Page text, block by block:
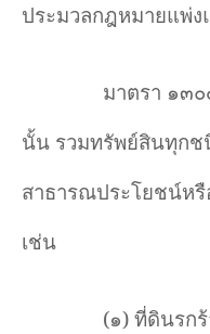
ประมวลกฎหมายแพ่
มาตรา ๑๓
นั้น รวมทรัพย์สินทุกช
สาธารณประโยชน์หรื
เช่น
(๑) ที่ดินรก